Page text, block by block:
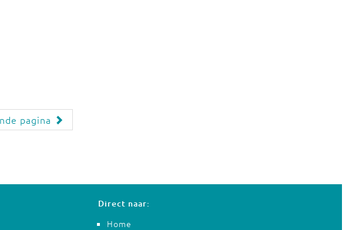
pagina
Direct naar:
Home